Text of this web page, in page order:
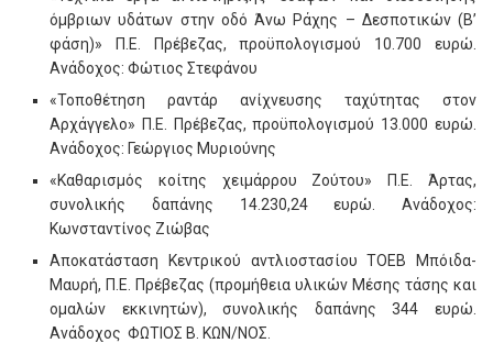
όμβριων υδάτων στην οδό Άνω Ράχης – Δεσποτικών (Β’
φάση)» Π.Ε. Πρέβεζας, προϋπολογισμού 10.700 ευρώ.
Ανάδοχος: Φώτιος Στεφάνου
«Τοποθέτηση ραντάρ ανίχνευσης ταχύτητας στον
Αρχάγγελο» Π.Ε. Πρέβεζας, προϋπολογισμού 13.000 ευρώ.
Ανάδοχος: Γεώργιος Μυριούνης
«Καθαρισμός κοίτης χειμάρρου Ζούτου» Π.Ε. Άρτας,
συνολικής δαπάνης 14.230,24 ευρώ. Ανάδοχος:
Κωνσταντίνος Ζιώβας
Αποκατάσταση Κεντρικού αντλιοστασίου ΤΟΕΒ Μπόιδα-
Μαυρή, Π.Ε. Πρέβεζας (προμήθεια υλικών Μέσης τάσης και
ομαλών εκκινητών), συνολικής δαπάνης 344 ευρώ.
Ανάδοχος ΦΩΤΙΟΣ Β. ΚΩΝ/ΝΟΣ.